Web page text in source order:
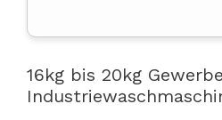
16kg bis 20kg